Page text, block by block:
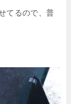
てるので、普